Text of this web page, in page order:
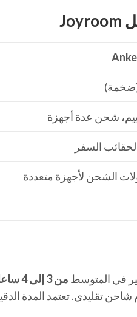
شحن عدة أجهزة
السفر
الشحن لأجهزة متعددة
من 3 إلى 4 ساعات
ساعات عند استخدام شاحن تقليدي.